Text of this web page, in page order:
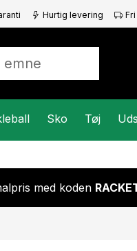
Hurtig levering
Sko Tøj
med koden